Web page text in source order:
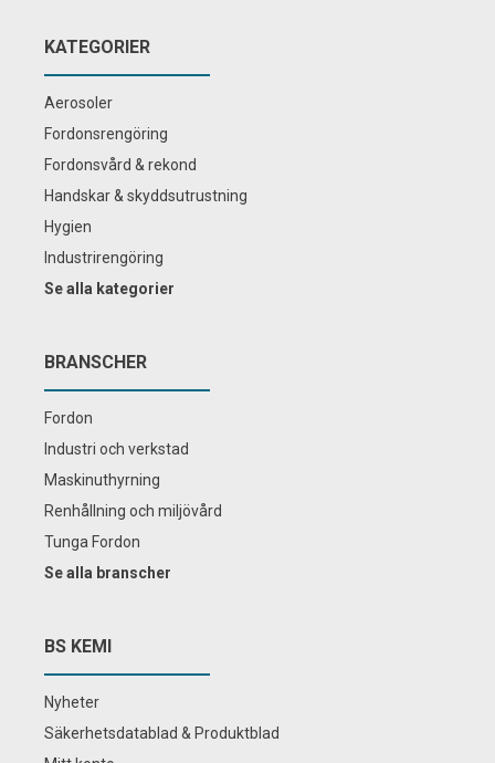
KATEGORIER
Aerosoler
Fordonsrengöring
Fordonsvård & rekond
Handskar & skyddsutrustning
Hygien
Industrirengöring
Se alla kategorier
BRANSCHER
Fordon
Industri och verkstad
Maskinuthyrning
Renhållning och miljövård
Tunga Fordon
Se alla branscher
BS KEMI
Nyheter
Säkerhetsdatablad & Produktblad